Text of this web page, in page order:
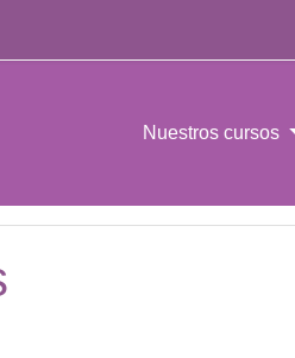
Nuestros cursos